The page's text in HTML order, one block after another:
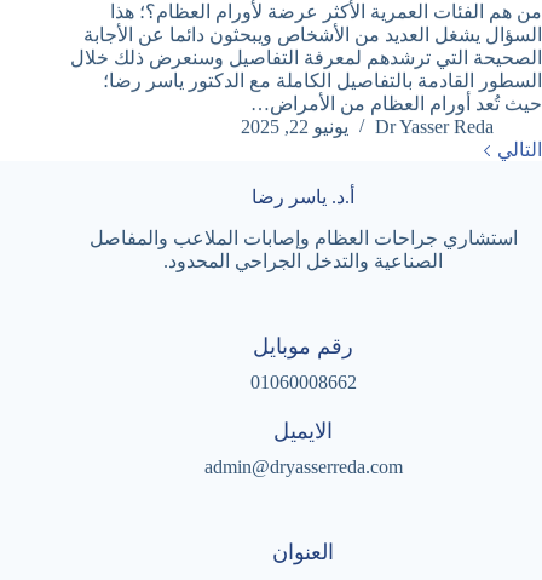
من هم الفئات العمرية الأكثر عرضة لأورام العظام؟؛ هذا
السؤال يشغل العديد من الأشخاص ويبحثون دائما عن الأجابة
الصحيحة التي ترشدهم لمعرفة التفاصيل وسنعرض ذلك خلال
السطور القادمة بالتفاصيل الكاملة مع الدكتور ياسر رضا؛
حيث تُعد أورام العظام من الأمراض…
Dr Yasser Reda
يونيو 22, 2025
التالي
أ.د. ياسر رضا
استشاري جراحات العظام وإصابات الملاعب والمفاصل
الصناعية والتدخل الجراحي المحدود.
رقم موبايل
01060008662
الايميل
admin@dryasserreda.com
العنوان